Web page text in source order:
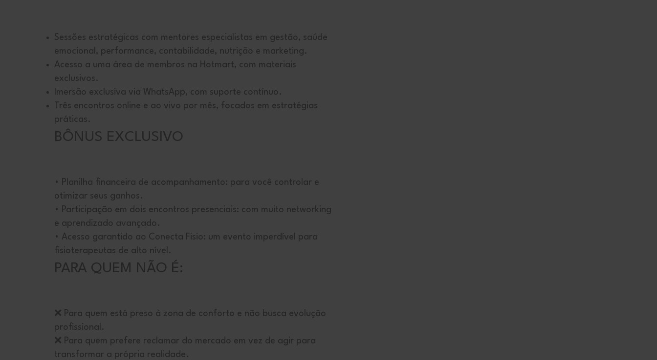
Sessões estratégicas com mentores especialistas em gestão, saúde
emocional, performance, contabilidade, nutrição e marketing.
Acesso a uma área de membros na Hotmart, com materiais
exclusivos.
Imersão exclusiva via WhatsApp, com suporte contínuo.
Três encontros online e ao vivo por mês, focados em estratégias
práticas.
BÔNUS EXCLUSIVO
• Planilha financeira de acompanhamento: para você controlar e
otimizar seus ganhos.
• Participação em dois encontros presenciais: com muito networking
e aprendizado avançado.
• Acesso garantido ao Conecta Fisio: um evento imperdível para
fisioterapeutas de alto nível.
PARA QUEM NÃO É:
❌ Para quem está preso à zona de conforto e não busca evolução
profissional.
❌ Para quem prefere reclamar do mercado em vez de agir para
transformar a própria realidade.